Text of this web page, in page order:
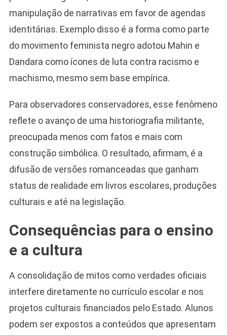
manipulação de narrativas em favor de agendas
identitárias. Exemplo disso é a forma como parte
do movimento feminista negro adotou Mahin e
Dandara como ícones de luta contra racismo e
machismo, mesmo sem base empírica.
Para observadores conservadores, esse fenômeno
reflete o avanço de uma historiografia militante,
preocupada menos com fatos e mais com
construção simbólica. O resultado, afirmam, é a
difusão de versões romanceadas que ganham
status de realidade em livros escolares, produções
culturais e até na legislação.
Consequências para o ensino
e a cultura
A consolidação de mitos como verdades oficiais
interfere diretamente no currículo escolar e nos
projetos culturais financiados pelo Estado. Alunos
podem ser expostos a conteúdos que apresentam